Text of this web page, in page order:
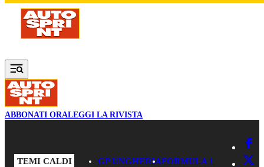
Vai al contenuto principale
ABBONATI ORALEGGI LA RIVISTA
TEMI CALDI GP UNGHERIAFORMULA 1